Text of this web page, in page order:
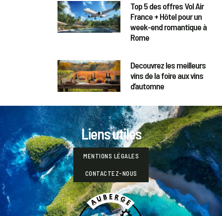
Top 5 des offres Vol Air
France + Hôtel pour un
week-end romantique à
Rome
Decouvrez les meilleurs
vins de la foire aux vins
d’automne
Liens utiles
MENTIONS LÉGALES
CONTACTEZ-NOUS